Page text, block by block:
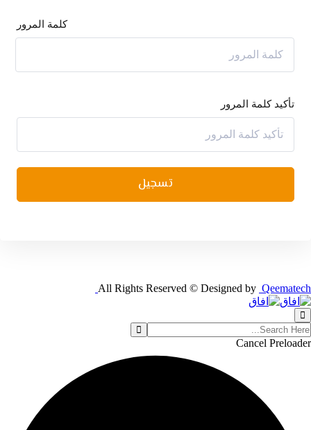
كلمة المرور
تأكيد كلمة المرور
تسجيل
All Rights Reserved © Designed by Qeematech
Cancel Preloader